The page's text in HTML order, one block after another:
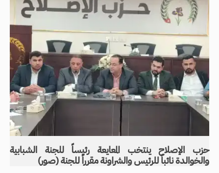
حزب الإصلاح ينتخب المعايعة رئيساً للجنة الشبابية
والخوالدة نائباً للرئيس والشراونة مقرراً للجنة (صور)